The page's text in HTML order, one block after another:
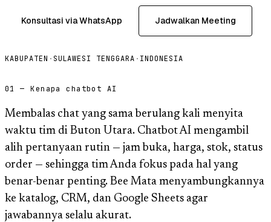
Konsultasi via WhatsApp Jadwalkan Meeting
KABUPATEN · SULAWESI TENGGARA · INDONESIA
01 — Kenapa chatbot AI
Membalas chat yang sama berulang kali menyita
waktu tim di Buton Utara. Chatbot AI mengambil
alih pertanyaan rutin — jam buka, harga, stok, status
order — sehingga tim Anda fokus pada hal yang
benar-benar penting. Bee Mata menyambungkannya
ke katalog, CRM, dan Google Sheets agar
jawabannya selalu akurat.